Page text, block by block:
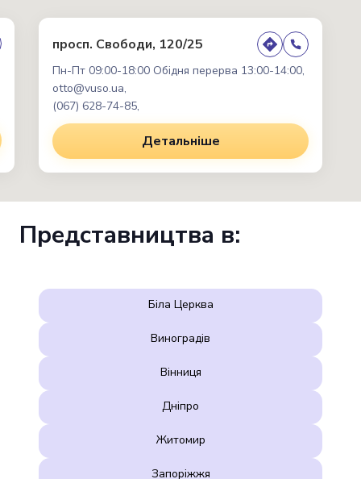
просп. Свободи, 120/25
Пн-Пт 09:00-18:00 Обідня перерва 13:00-14:00,
otto@vuso.ua,
(067) 628-74-85,
Детальніше
Представництва в:
Біла Церква
Виноградів
Вінниця
Дніпро
Житомир
Запоріжжя